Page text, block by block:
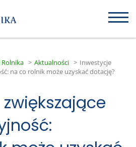
> Aktualności > Inwestycje
na co rolnik może uzyskać dotację?